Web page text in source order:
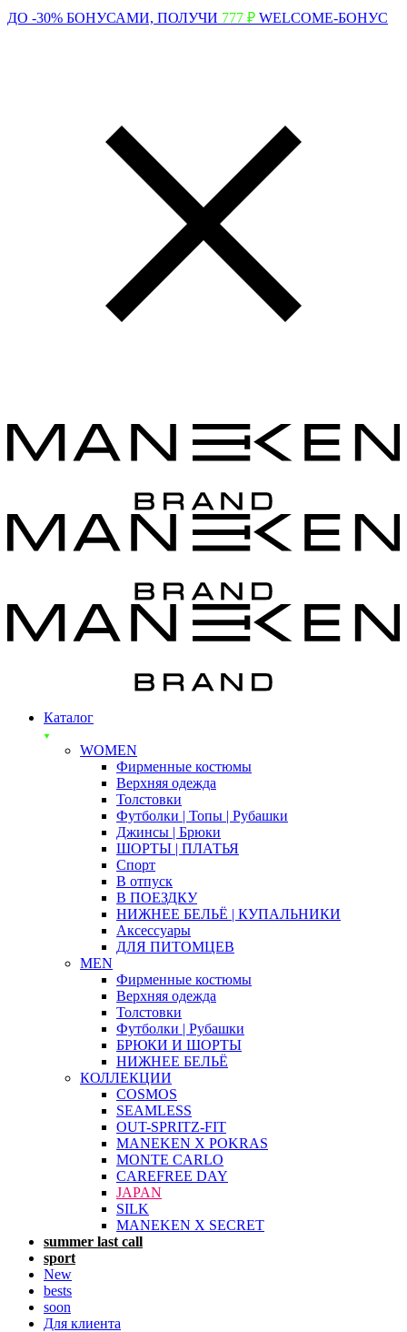
ДО -30% БОНУСАМИ, ПОЛУЧИ 777 ₽ WELCOME-БОНУС
Каталог
WOMEN
Фирменные костюмы
Верхняя одежда
Толстовки
Футболки | Топы | Рубашки
Джинсы | Брюки
ШОРТЫ | ПЛАТЬЯ
Спорт
В отпуск
В ПОЕЗДКУ
НИЖНЕЕ БЕЛЬЁ | КУПАЛЬНИКИ
Аксессуары
ДЛЯ ПИТОМЦЕВ
MEN
Фирменные костюмы
Верхняя одежда
Толстовки
Футболки | Рубашки
БРЮКИ И ШОРТЫ
НИЖНЕЕ БЕЛЬЁ
КОЛЛЕКЦИИ
COSMOS
SEAMLESS
OUT-SPRITZ-FIT
MANEKEN X POKRAS
MONTE CARLO
CAREFREE DAY
JAPAN
SILK
MANEKEN X SECRET
summer last call
sport
New
bests
soon
Для клиента